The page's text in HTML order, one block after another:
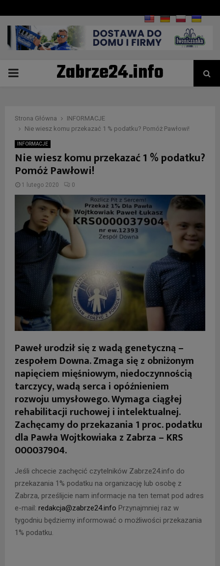
PRIMARYZabrze24.info
Strona Główna
INFORMACJE
Nie wiesz komu przekazać 1 % podatku? Pomóż Pawłowi!
INFORMACJE
Nie wiesz komu przekazać 1 % podatku?
Pomóż Pawłowi!
1 lutego 2020 0
Paweł urodził się z wadą genetyczną –
zespołem Downa. Zmaga się z obniżonym
napięciem mięśniowym, niedoczynnością
tarczycy, wadą serca i opóźnieniem
rozwoju umysłowego. Wymaga ciągłej
rehabilitacji ruchowej i intelektualnej.
Zachęcamy do przekazania 1 proc. podatku
dla Pawła Wojtkowiaka z Zabrza – KRS
000037904.
Jeśli chcecie zachęcić czytelników Zabrze24.info do
przekazania 1% podatku na organizację lub osobę z
Zabrza, prześlijcie nam informacje na ten temat pod adres
e-mail: redakcja@zabrze24.info Przynajmniej raz w
tygodniu będziemy informować o możliwości przekazania
1% podatku.